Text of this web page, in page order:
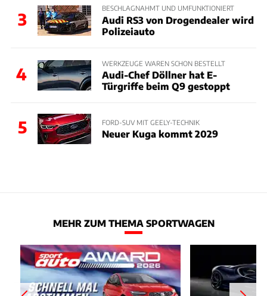
3
BESCHLAGNAHMT UND UMFUNKTIONIERT
Audi RS3 von Drogendealer wird
Polizeiauto
4
WERKZEUGE WAREN SCHON BESTELLT
Audi-Chef Döllner hat E-
Türgriffe beim Q9 gestoppt
5 FORD-SUV MIT GEELY-TECHNIK
Neuer Kuga kommt 2029
MEHR ZUM THEMA SPORTWAGEN